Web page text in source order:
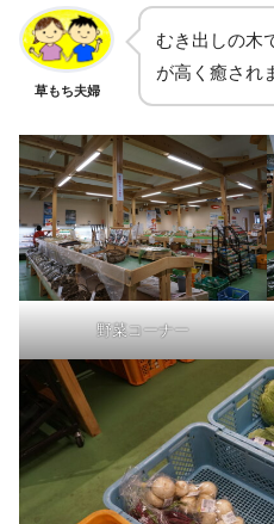
草もち夫婦
むき出しの木
が高く癒され
野菜コーナー